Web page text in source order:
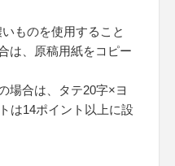
ものを使用すること
は、原稿用紙をコピー
場合は、タテ20字×ヨ
は14ポイント以上に設